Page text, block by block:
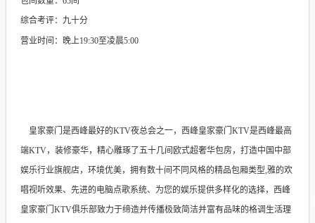
综合考评：九十分
营业时间：晚上19:30至凌晨5:00
皇家豪门是西峰最好的KTV夜总会之一，西峰皇家豪门KTV是西峰最高
端KTV，装修豪华，精心雕琢了五十几间欧式超奢华包房，打造中国中部
娱乐行业旗舰店，环境优美，拥有数十间不同风格的精品包厢类型,雅的欢
唱视听效果、先进的电脑点歌系统、为您的娱乐提供多样化的选择，西峰
皇家豪门KTV俱乐部致力于缔造并传播极致简洁并富有品味的格调生活理